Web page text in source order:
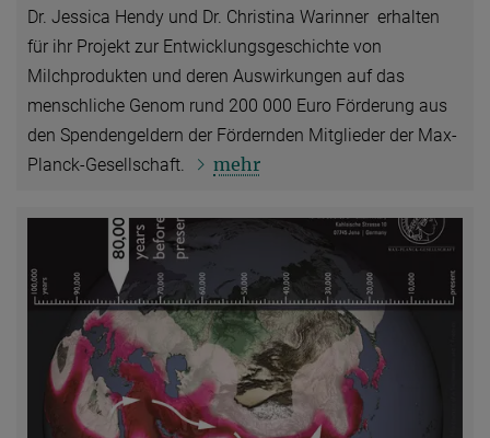
Dr. Jessica Hendy und Dr. Christina Warinner erhalten
für ihr Projekt zur Entwicklungsgeschichte von
Milchprodukten und deren Auswirkungen auf das
menschliche Genom rund 200 000 Euro Förderung aus
den Spendengeldern der Fördernden Mitglieder der Max-
Planck-Gesellschaft.
mehr